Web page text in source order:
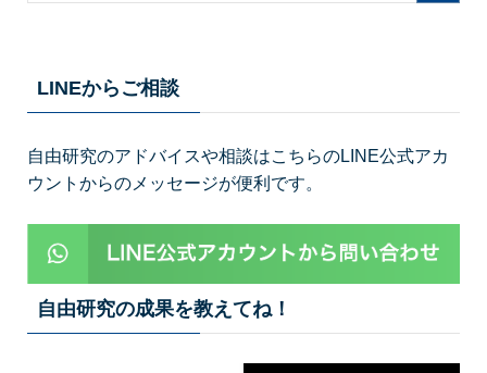
LINEからご相談
自由研究のアドバイスや相談はこちらのLINE公式アカ
ウントからのメッセージが便利です。
自由研究の成果を教えてね！